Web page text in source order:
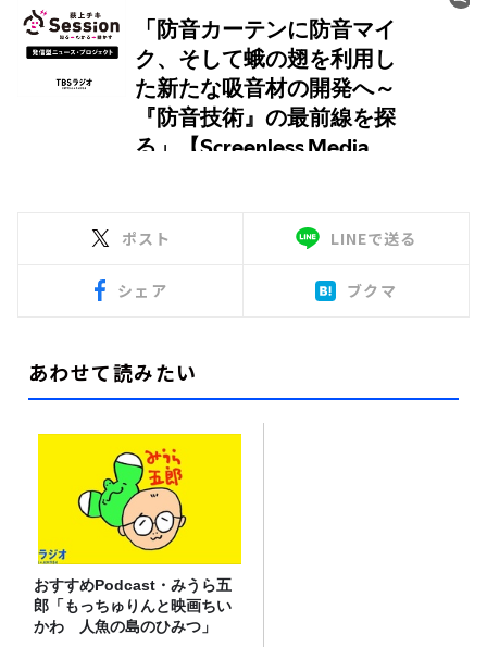
ポスト LINEで送る
シェア ブクマ
あわせて読みたい
おすすめPodcast・みうら五
郎「もっちゅりんと映画ちい
かわ 人魚の島のひみつ」